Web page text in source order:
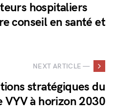
hospitaliers
conseil en santé et
NEXT ARTICLE —
stratégiques du
VYV à horizon 2030